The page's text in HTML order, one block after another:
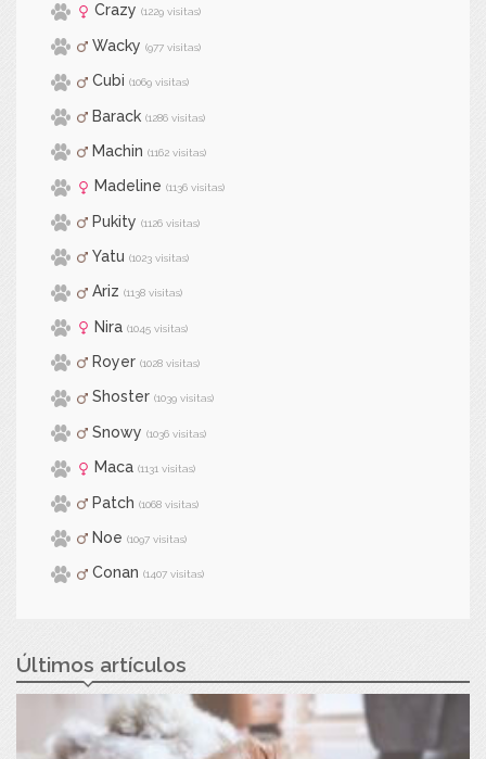
Crazy (1229 visitas)
Wacky (977 visitas)
Cubi (1069 visitas)
Barack (1286 visitas)
Machin (1162 visitas)
Madeline (1136 visitas)
Pukity (1126 visitas)
Yatu (1023 visitas)
Ariz (1138 visitas)
Nira (1045 visitas)
Royer (1028 visitas)
Shoster (1039 visitas)
Snowy (1036 visitas)
Maca (1131 visitas)
Patch (1068 visitas)
Noe (1097 visitas)
Conan (1407 visitas)
Últimos artículos